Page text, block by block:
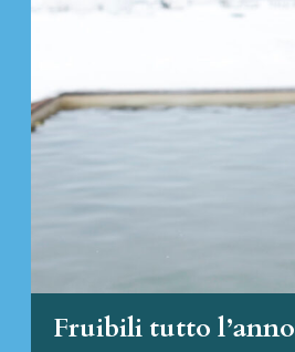
Fruibili tutto l’anno